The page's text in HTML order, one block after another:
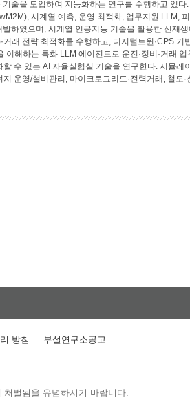
술을 도입하여 지능화하는 연구를 수행하고 있
시계열 예측, 운영 최적화, 업무지원 LLM,
하였으며, 시계열 인공지능 기술을 활용한 신재
거래 전략 최적화를 수행하고, 디지털트윈·CPS
이해하는 특화 LLM 에이전트로 운전·정비·거래
수 있는 AI 자율실험실 기술을 연구한다. 시뮬
지 운영/설비관리, 마이크로그리드·전력거래, 철도
방침 부설연구소공고
벌됨을 유념하시기 바랍니다.